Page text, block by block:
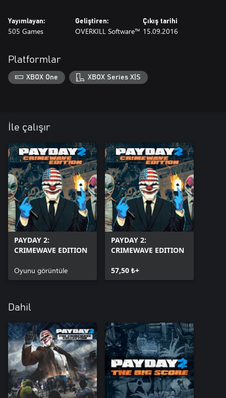
Yayımlayan:
505 Games
Geliştiren:
OVERKILL Software™
Çıkış tarihi
15.09.2016
Platformlar
XBOX One XBOX Series X|S
İle çalışır
PAYDAY 2:
CRIMEWAVE EDITION
Oyunu görüntüle
PAYDAY 2:
CRIMEWAVE EDITION
57,50 ₺+
Dahil